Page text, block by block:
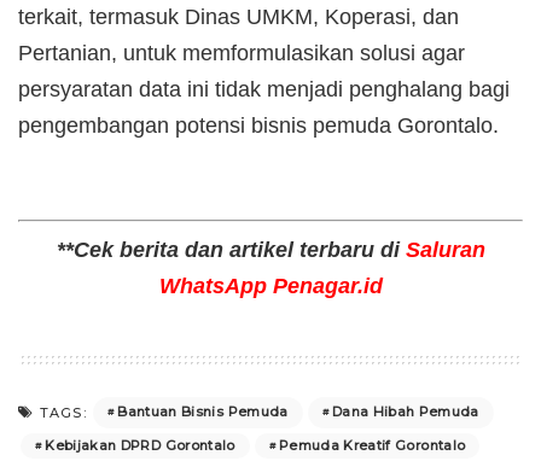
terkait, termasuk Dinas UMKM, Koperasi, dan
Pertanian, untuk memformulasikan solusi agar
persyaratan data ini tidak menjadi penghalang bagi
pengembangan potensi bisnis pemuda Gorontalo.
**Cek berita dan artikel terbaru di Saluran
WhatsApp Penagar.id
TAGS: Bantuan Bisnis Pemuda
Dana Hibah Pemuda
Kebijakan DPRD Gorontalo
Pemuda Kreatif Gorontalo